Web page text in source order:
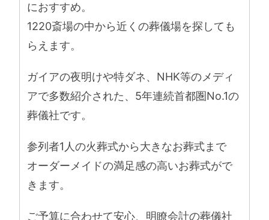
におすすめ。
1220斎場の中から近くの葬儀場を探しても
らえます。
ガイアの夜明けや特ダネ、NHK等のメディ
アで多数紹介された、5年連続首都圏No.1の
葬儀社です。
参列者1人の火葬式から大きなお葬式まで
オーダーメイドの満足感の高いお葬式がで
きます。
ご予算に合わせて安心、明瞭会計の葬儀社